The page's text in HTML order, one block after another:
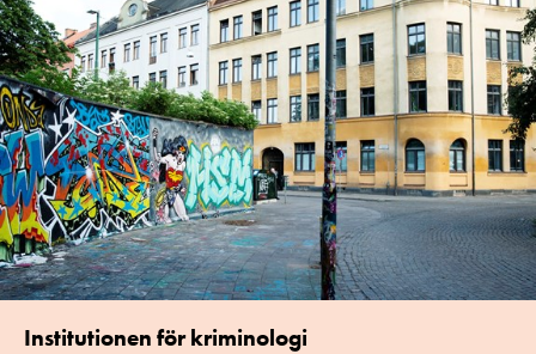
Institutionen för kriminologi